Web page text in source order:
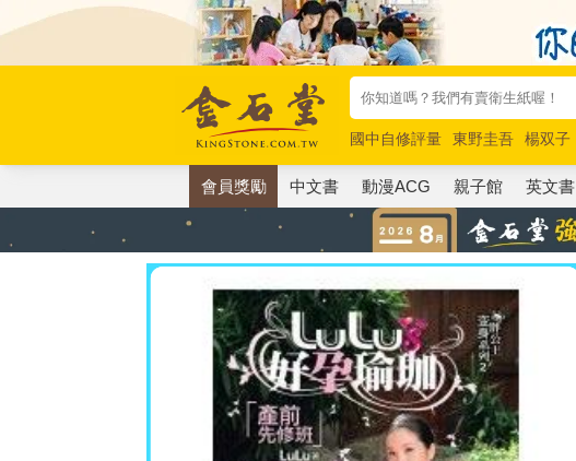
國中自修評量 東野圭吾 楊双子
唯紅花綻放
奧德賽 路邊攤新作
會員獎勵 中文書 動漫ACG 親子館 英文書